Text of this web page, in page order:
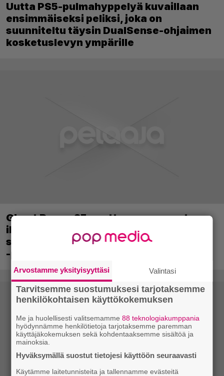
Uutta PS5-pulmahyppelyä kuvaillaan
ensimmäiseksi peliksi, joka on
suunniteltu täysin DualSense-ohjaimen
kosketuslevyn ympärille
Ghost Recon 25 vuotta: nappaa nyt
ilmaiseksi Ghost Recon: Future Soldier
sekä merkittävä Ghost Recon Wildlands
-päivitys
Arvostamme yksityisyyttäsi Valintasi
Tarvitsemme suostumuksesi tarjotaksemme
henkilökohtaisen käyttökokemuksen
Me ja huolellisesti valitsemamme88 teknologiakumppania
hyödynnämme henkilötietoja tarjotaksemme paremman
käyttäjäkokemuksen sekä kohdentaaksemme sisältöä ja
mainoksia.
Hyväksymällä suostut tietojesi käyttöön seuraavasti
Käytämme laitetunnisteita ja tallennamme evästeitä